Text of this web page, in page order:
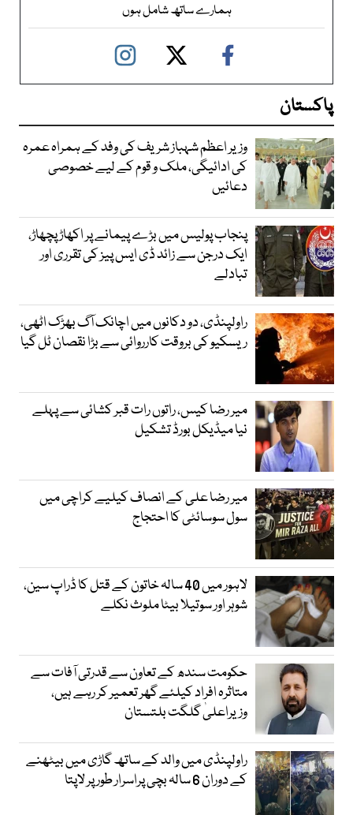
ہمارے ساتھ شامل ہوں
پاکستان
وزیر اعظم شہباز شریف کی وفد کے ہمراہ عمرہ
کی ادائیگی، ملک و قوم کے لیے خصوصی
دعائیں
پنجاب پولیس میں بڑے پیمانے پر اکھاڑ پچھاڑ،
ایک درجن سے زائد ڈی ایس پیز کی تقرری اور
تبادلے
راولپنڈی، دو دکانوں میں اچانک آگ بھڑک اٹھی،
ریسکیو کی بروقت کارروائی سے بڑا نقصان ٹل گیا
میر رضا کیس، راتوں رات قبر کشائی سے پہلے
نیا میڈیکل بورڈ تشکیل
میر رضا علی کے انصاف کیلیے کراچی میں
سول سوسائٹی کا احتجاج
لاہور میں 40 سالہ خاتون کے قتل کا ڈراپ سین،
شوہر اور سوتیلا بیٹا ملوث نکلے
حکومت سندھ کے تعاون سے قدرتی آفات سے
متاثرہ افراد کیلئے گھر تعمیر کر رہے ہیں،
وزیراعلیٰ گلگت بلتستان
راولپنڈی میں والد کے ساتھ گاڑی میں بیٹھنے
کے دوران 6 سالہ بچی پراسرار طور پر لاپتا